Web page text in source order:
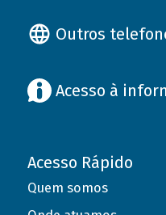
Outros
Acesso à
Acesso Rápido
Quem somos